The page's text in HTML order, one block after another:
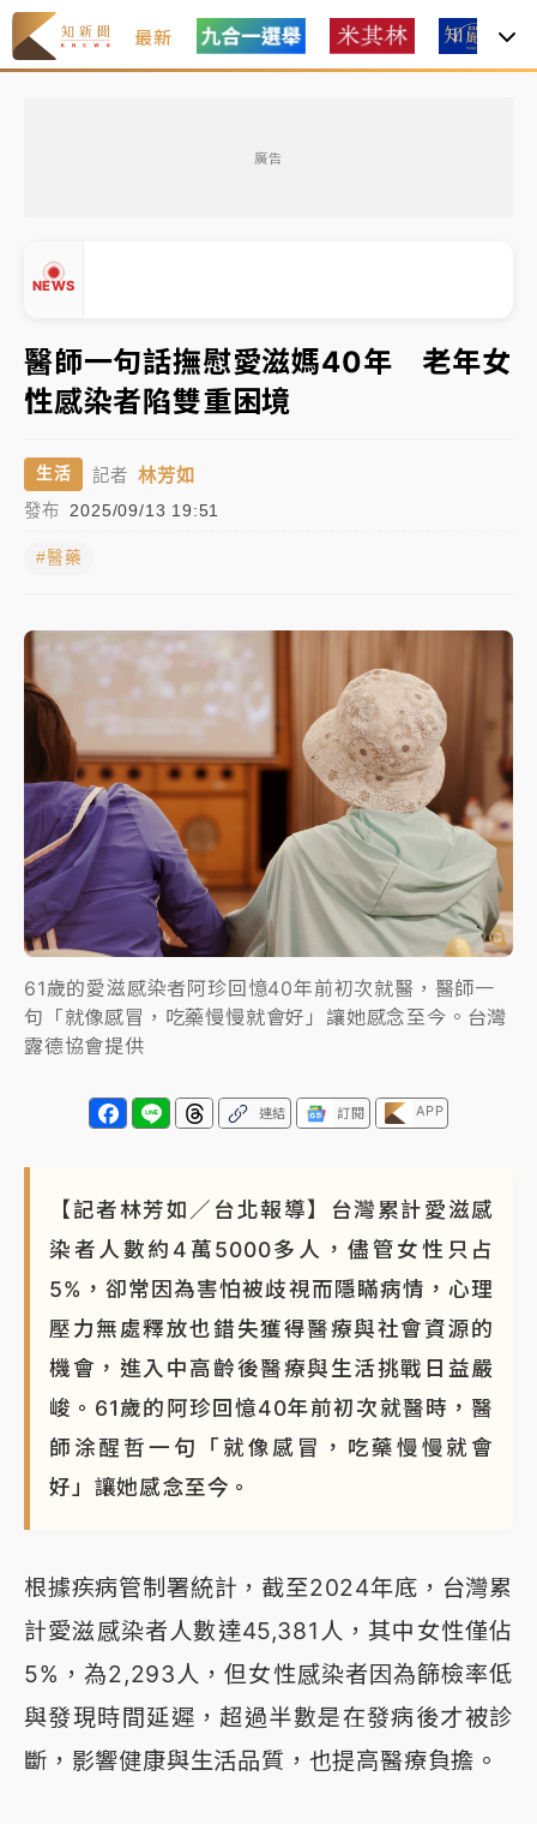
最新
廣告
NEWS
中信慈善基金會想增加董事人數！辜仲諒向法院聲請遭
駁 理由曝光
故宮《龍藏經》特展第2檔！今線上預約開賣一度塞車
周六起展出延長至晚上7時
台東農業處長涉圖利渡假村！東檢抗告成功 今重開羈
父親節泡湯了！中颱白海豚雨彈轟3天 「紅到發紫」降
雨熱區曝
暑假過三周才推「E宿新北打卡趣」！抽獎程序複雜 觀
旅局回應了
中信慈善基金會想增加董事人數！辜仲諒向法院聲請遭
駁 理由曝光
故宮《龍藏經》特展第2檔！今線上預約開賣一度塞車
周六起展出延長至晚上7時
台東農業處長涉圖利渡假村！東檢抗告成功 今重開羈
押庭
父親節泡湯了！中颱白海豚雨彈轟3天 「紅到發紫」降
雨熱區曝
醫師一句話撫慰愛滋媽40年 老年女
性感染者陷雙重困境
生活 記者 林芳如
發布 2025/09/13 19:51
#醫藥
61歲的愛滋感染者阿珍回憶40年前初次就醫，醫師一
句「就像感冒，吃藥慢慢就會好」讓她感念至今。台灣
露德協會提供
連結 訂閱 APP
【記者林芳如／台北報導】台灣累計愛滋感
染者人數約4萬5000多人，儘管女性只占
5%，卻常因為害怕被歧視而隱瞞病情，心理
壓力無處釋放也錯失獲得醫療與社會資源的
機會，進入中高齡後醫療與生活挑戰日益嚴
峻。61歲的阿珍回憶40年前初次就醫時，醫
師涂醒哲一句「就像感冒，吃藥慢慢就會
好」讓她感念至今。
根據疾病管制署統計，截至2024年底，台灣累
計愛滋感染者人數達45,381人，其中女性僅佔
5%，為2,293人，但女性感染者因為篩檢率低
與發現時間延遲，超過半數是在發病後才被診
斷，影響健康與生活品質，也提高醫療負擔。